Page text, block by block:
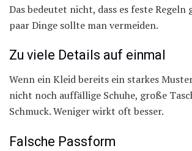
Das bedeutet nicht, dass es feste Regeln
paar Dinge sollte man vermeiden.
Zu viele Details auf einmal
Wenn ein Kleid bereits ein starkes
nicht noch auffällige Schuhe, große
Schmuck. Weniger wirkt oft besser.
Falsche Passform